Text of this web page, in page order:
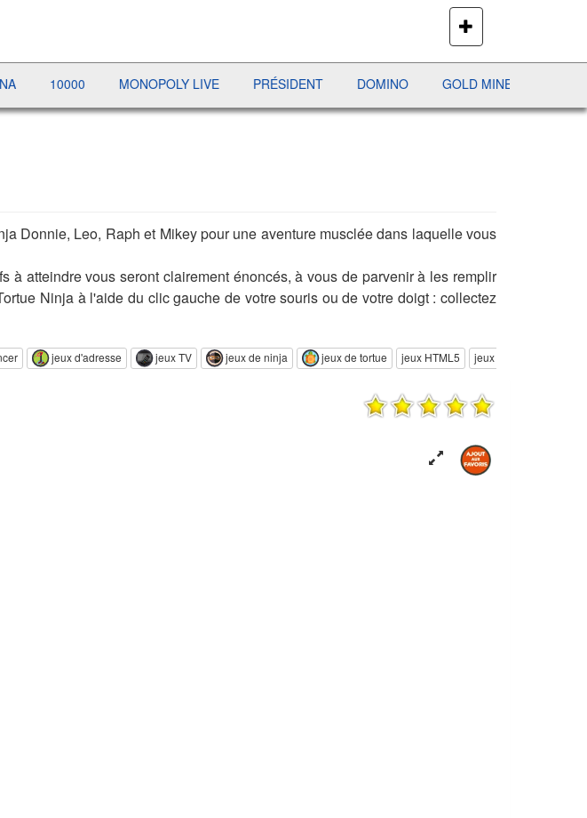
PLUS
DE
JEUX
10000 MONOPOLY LIVE PRÉSIDENT DOMINO GOLD MINE AVIATOR
Donnie, Leo, Raph et Mikey pour une aventure musclée dans laquelle vous
atteindre vous seront clairement énoncés, à vous de parvenir à les remplir
Ninja à l'aide du clic gauche de votre souris ou de votre doigt : collectez
jeux d'adresse jeux TV jeux de ninja jeux de tortue jeux HTML5 jeux de Tortues Ninja